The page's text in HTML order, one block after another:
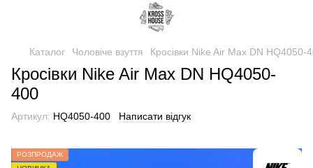
Каталог Чоловіче взуття Кросівки Nike Air Max DN HQ4050-
Кросівки Nike Air Max DN HQ4050-
400
Артикул: HQ4050-400 Написати відгук
РОЗПРОДАЖ